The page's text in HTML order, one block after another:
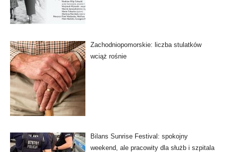
Zachodniopomorskie: liczba stulatków
wciąż rośnie
Bilans Sunrise Festival: spokojny
weekend, ale pracowity dla służb i szpitala